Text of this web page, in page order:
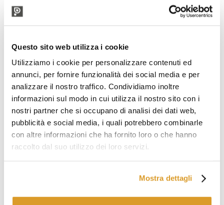
Questo sito web utilizza i cookie
Utilizziamo i cookie per personalizzare contenuti ed
annunci, per fornire funzionalità dei social media e per
analizzare il nostro traffico. Condividiamo inoltre
informazioni sul modo in cui utilizza il nostro sito con i
nostri partner che si occupano di analisi dei dati web,
pubblicità e social media, i quali potrebbero combinarle
con altre informazioni che ha fornito loro o che hanno
raccolto dal suo utilizzo dei loro servizi.
Mostra dettagli
rapido riutilizzo. Due pulsanti di start e stop consentono di
attivare e disattivare il motore, un motoriduttore a bagno
d’olio affidabile e silenzioso che attraverso una trasmissione
velocitàsenza surriscaldare la macchina. Una spia di rete in
da 5 kg in offerta è collegata alla rete elettrica.
Caratteristiche Impastatrice a spirale 5 Kg
Capacità d'impasto: 5 kg
Capacità farina: 3 kg
Volume vasca: 7 L
Dimensione vasca: 237 x 160 mm
Potenza motore: 0,37 kW
Dimensioni: 540 x 260 x 527(h) mm
Produzione oraria: 15 kg